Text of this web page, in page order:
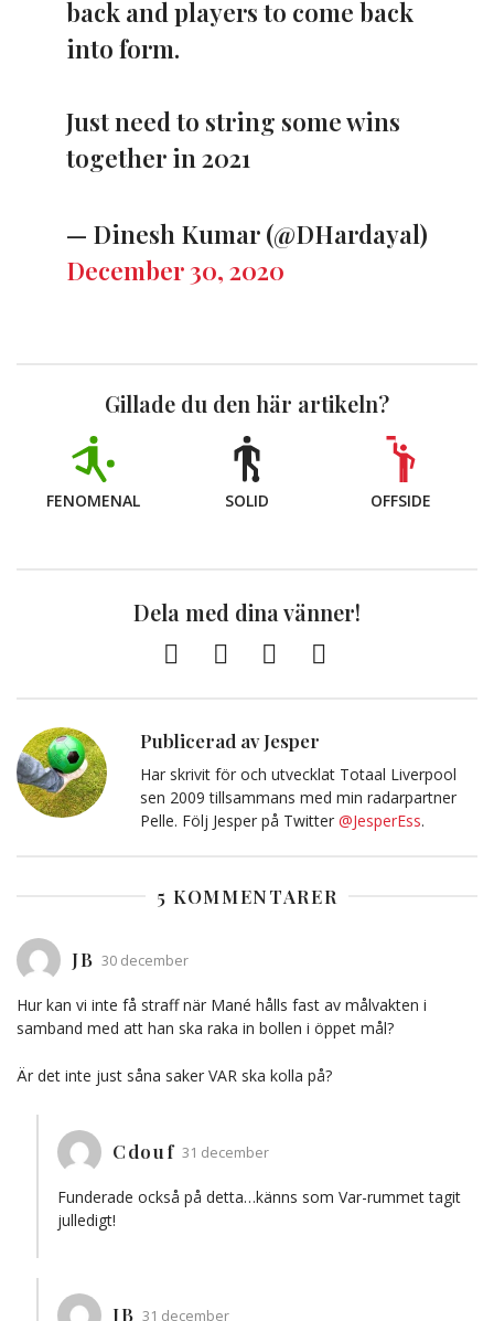
back and players to come back
into form.
Just need to string some wins
together in 2021
— Dinesh Kumar (@DHardayal)
December 30, 2020
Gillade du den här artikeln?
FENOMENAL SOLID OFFSIDE
Dela med dina vänner!
FacebookTwitter
Kopiera
till
Publicerad av Jesper
Har skrivit för och utvecklat Totaal Liverpool
sen 2009 tillsammans med min radarpartner
Pelle. Följ Jesper på Twitter @JesperEss.
5 KOMMENTARER
JB 30 december
Hur kan vi inte få straff när Mané hålls fast av målvakten i
samband med att han ska raka in bollen i öppet mål?
Är det inte just såna saker VAR ska kolla på?
Cdouf 31 december
Funderade också på detta…känns som Var-rummet tagit
julledigt!
JB 31 december